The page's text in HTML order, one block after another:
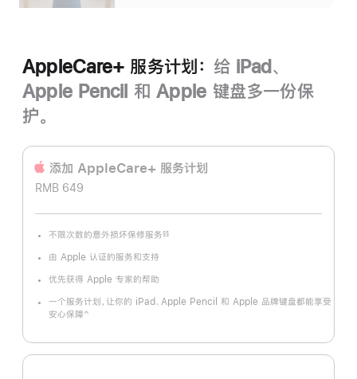
AppleCare+ 服务计划： 给 iPad、
Apple Pencil 和 Apple 键盘多一份保
护。
添加 AppleCare+ 服务计‍划
RMB 649
不限次数的意外损坏保修服务 §§
由 Apple 认证的服务和支持
优先获得 Apple 专家的帮助
一个服务计划，让你的 iPad、Apple Pencil 和 Apple 品牌键盘都能享受
安心保障^